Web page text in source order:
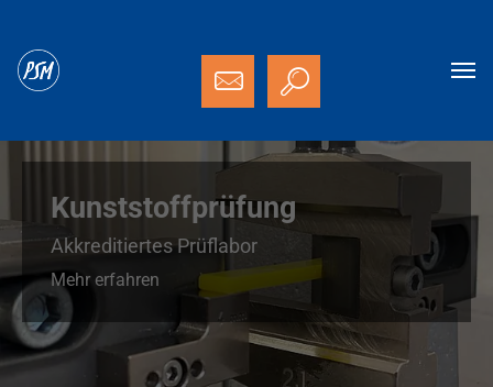
Zum Hauptinhalt springen
Weiterbildung
Seminar B1 Crashkurs Kunststoffprüfung
Mehr erfahren